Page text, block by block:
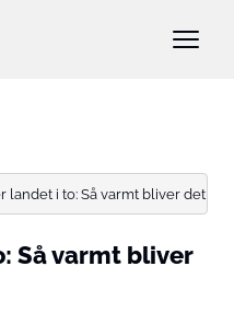
landet i to: Så varmt bliver det
Så varmt bliver